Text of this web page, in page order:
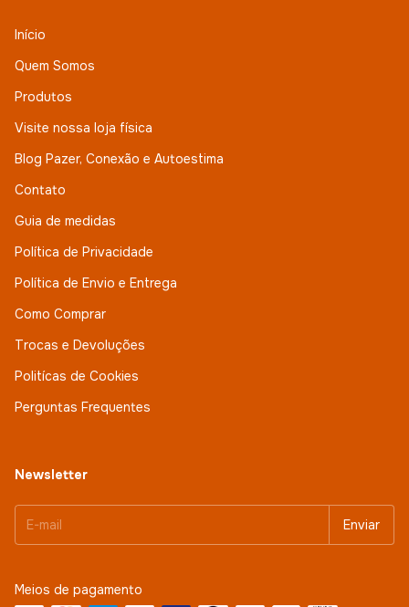
Início
Quem Somos
Produtos
Visite nossa loja física
Blog Pazer, Conexão e Autoestima
Contato
Guia de medidas
Política de Privacidade
Política de Envio e Entrega
Como Comprar
Trocas e Devoluções
Politícas de Cookies
Perguntas Frequentes
Newsletter
Meios de pagamento